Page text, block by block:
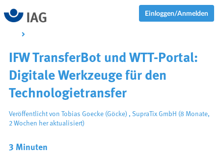
Einloggen/Anmelden
3 Minuten
IFW TransferBot und WTT-Portal:
Digitale Werkzeuge für den
Technologietransfer
Veröffentlicht von Tobias Goecke (Göcke), SupraTix GmbH (8 Monate,
2 Wochen her aktualisiert)